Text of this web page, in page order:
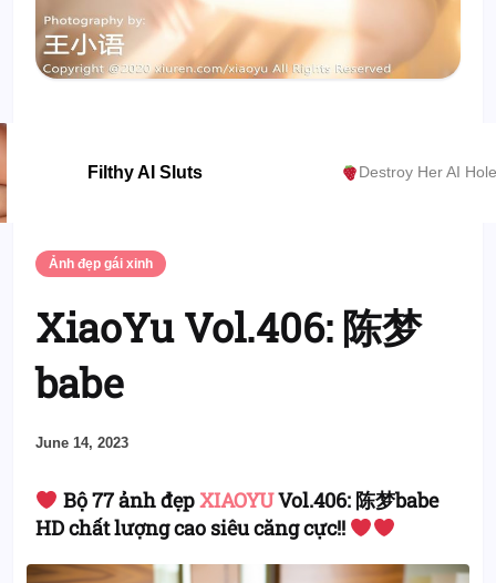
Filthy AI Sluts Destroy Her AI
Ảnh đẹp gái xinh
XiaoYu Vol.406: 陈梦
babe
June 14, 2023
Bộ 77 ảnh đẹpXIAOYUVol.406: 陈梦babe
HD chất lượng cao siêu căng cực!!